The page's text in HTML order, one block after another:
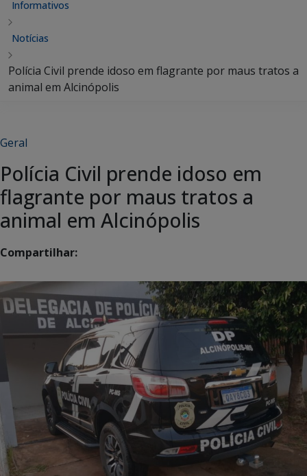
Informativos
Notícias
Polícia Civil prende idoso em flagrante por maus tratos a
animal em Alcinópolis
Geral
Polícia Civil prende idoso em
flagrante por maus tratos a
animal em Alcinópolis
Compartilhar: